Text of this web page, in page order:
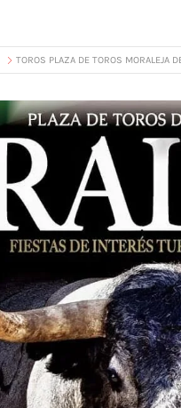
TOROS PLAZA DE TOROS MORALEJA